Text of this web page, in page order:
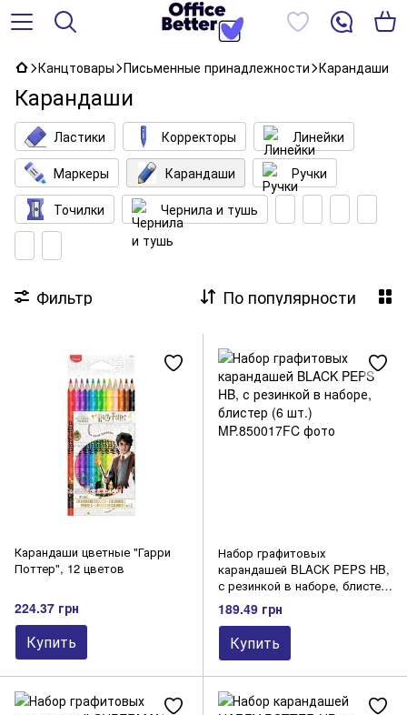
Канцтовары Письменные принадлежности Карандаши
Карандаши
Ластики Корректоры
Линейки
Маркеры
Карандаши
Ручки
Точилки
Чернила и тушь
Фильтр По популярности
Карандаши цветные "Гарри
Поттер", 12 цветов
224.37 грн
Купить
Набор графитовых
карандашей BLACK PEPS HB,
с резинкой в ​​наборе, блистер
(6 шт.)
189.49 грн
Купить